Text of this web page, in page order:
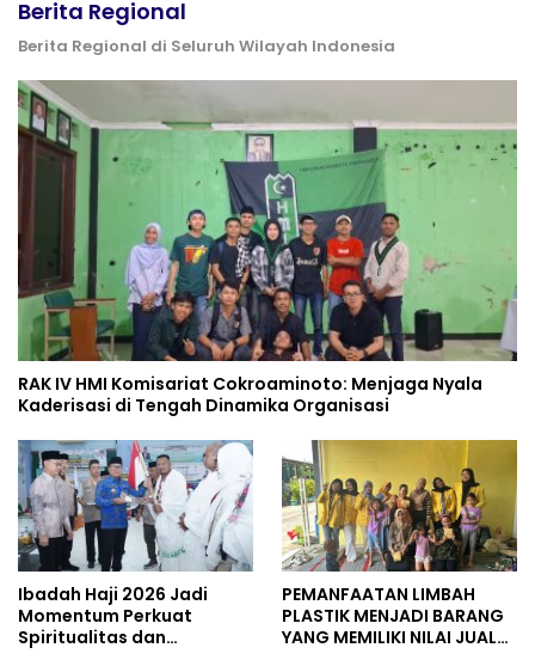
Berita Regional
Berita Regional di Seluruh Wilayah Indonesia
RAK IV HMI Komisariat Cokroaminoto: Menjaga Nyala
Kaderisasi di Tengah Dinamika Organisasi
Ibadah Haji 2026 Jadi
Momentum Perkuat
Spiritualitas dan
PEMANFAATAN LIMBAH
PLASTIK MENJADI BARANG
YANG MEMILIKI NILAI JUAL